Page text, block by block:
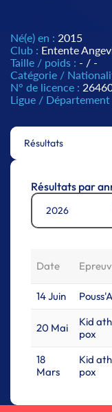
Né(e) en : 2015
Club : Entente
Taille / poids : - / -
Catégorie /
N° de licence :
Ligue / Département
Résultats
Résultats par
2026
Date
14 Juin
20 Mai
Kid
pox
18
Mars
Kid
pox